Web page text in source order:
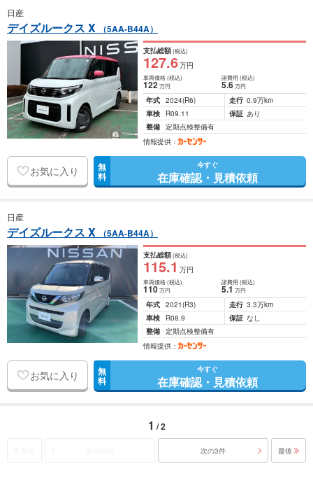
日産
デイズルークス X （5AA-B44A）
支払総額(税込)
127.6万円
車両価格(税込)
122万円
諸費用 (税込)
5.6 万円
年式 2024(R6) 走行 0.9万km
車検
R09.11 保証 あり
整備 定期点検整備有
情報提供：
お気に入り 無
料
今すぐ
在庫確認・見積依頼
日産
デイズルークス X （5AA-B44A）
支払総額(税込)
115.1 万円
車両価格(税込)
110万円
諸費用 (税込)
5.1 万円
年式 2021(R3) 走行 3.3万km
車検
R08.9 保証 なし
整備 定期点検整備有
情報提供：
お気に入り 無
料
今すぐ
在庫確認・見積依頼
1 / 2
次の3件 最後